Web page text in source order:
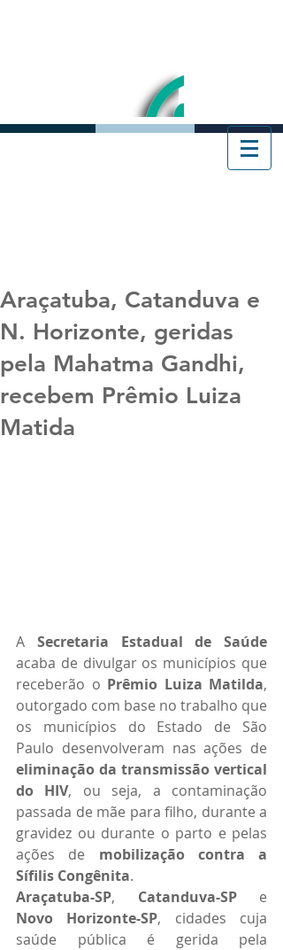
Araçatuba, Catanduva e
N. Horizonte, geridas
pela Mahatma Gandhi,
recebem Prêmio Luiza
Matida
A Secretaria Estadual de Saúde
acaba de divulgar os municípios que
receberão o Prêmio Luiza Matilda,
outorgado com base no trabalho que
os municípios do Estado de São
eliminação da transmissão vertical
do HIV, ou seja, a contaminação
passada de mãe para filho, durante a
gravidez ou durante o parto e pelas
ações de mobilização contra a
Sífilis Congênita.
Araçatuba-SP, Catanduva-SP
Novo Horizonte-SP, cidades cuja